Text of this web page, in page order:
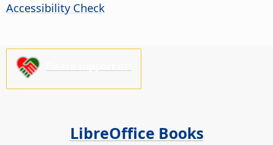
Accessibility Check
LibreOffice Books